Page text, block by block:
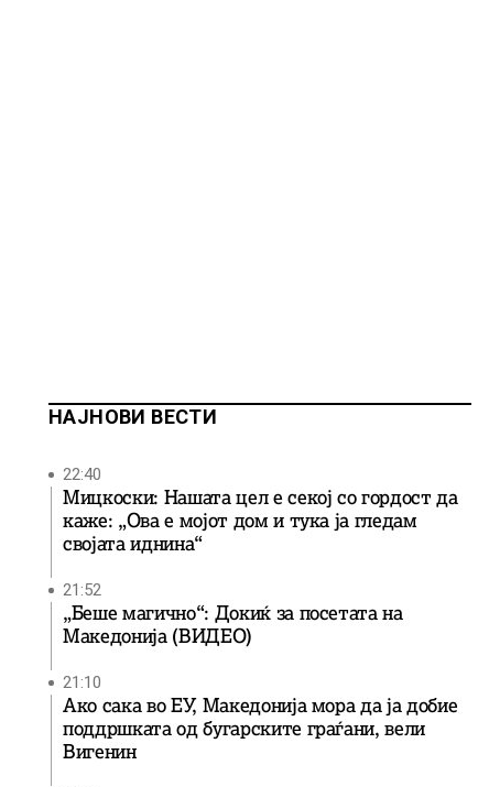
НАЈНОВИ ВЕСТИ
22:40
Мицкоски: Нашата цел е секој со гордост да
каже: „Ова е мојот дом и тука ја гледам
својата иднина“
21:52
„Беше магично“: Докиќ за посетата на
Македонија (ВИДЕО)
21:10
Ако сака во ЕУ, Македонија мора да ја добие
поддршката од бугарските граѓани, вели
Вигенин